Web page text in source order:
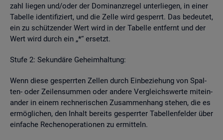
zahl lie­gen und/oder der Do­mi­nanz­re­gel un­ter­lie­gen, in einer
Ta­bel­le iden­ti­fi­ziert, und die Zelle wird ge­sperrt. Das be­deu­tet,
ein zu schüt­zen­der Wert wird in der Ta­bel­le ent­fernt und der
Wert wird durch ein „*“ er­setzt.
Stufe 2: Se­kun­dä­re Ge­heim­hal­tung:
Wenn diese ge­sperr­ten Zel­len durch Ein­be­zie­hung von Spal­
ten- oder Zei­len­sum­men oder an­de­re Ver­gleichs­wer­te mit­ein­
an­der in einem rech­ne­ri­schen Zu­sam­men­hang ste­hen, die es
er­mög­li­chen, den In­halt be­reits ge­sperr­ter Ta­bel­len­fel­der über
ein­fa­che Re­chen­ope­ra­tio­nen zu er­mit­teln.